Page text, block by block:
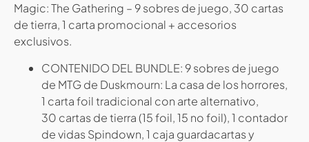
Magic: The Gathering – 9 sobres de juego, 30 cartas
de tierra, 1 carta promocional + accesorios
exclusivos.
CONTENIDO DEL BUNDLE: 9 sobres de juego
de MTG de Duskmourn: La casa de los horrores,
1 carta foil tradicional con arte alternativo,
30 cartas de tierra (15 foil, 15 no foil), 1 contador
de vidas Spindown, 1 caja guardacartas y